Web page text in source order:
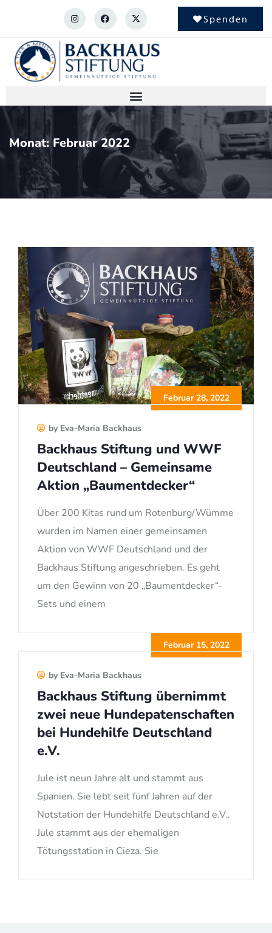
Spenden
Monat:Februar 2022
Februar 28, 2022
by Eva-Maria Backhaus
Backhaus Stiftung und WWF
Deutschland – Gemeinsame
Aktion „Baumentdecker“
Über 200 Kitas rund um Rotenburg/Wümme
wurden im Namen einer gemeinsamen
Aktion von WWF Deutschland und der
Backhaus Stiftung angeschrieben. Es geht
um den Gewinn von 20 „Baumentdecker“-
Sets und einem
Februar 15, 2022
by Eva-Maria Backhaus
Backhaus Stiftung übernimmt
zwei neue Hundepatenschaften
bei Hundehilfe Deutschland
e.V.
Jule ist neun Jahre alt und stammt aus
Spanien. Sie lebt seit fünf Jahren auf der
Notstation der Hundehilfe Deutschland e.V..
Jule stammt aus der ehemaligen
Tötungsstation in Cieza. Sie